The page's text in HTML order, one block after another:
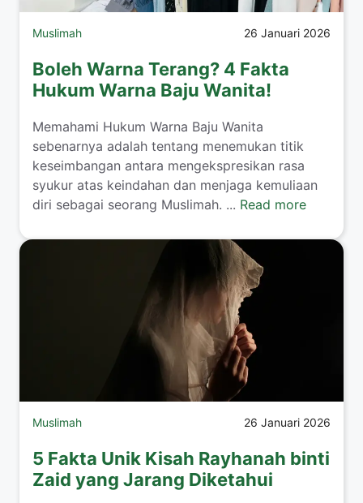
Muslimah 26 Januari 2026
Boleh Warna Terang? 4 Fakta
Hukum Warna Baju Wanita!
​Memahami Hukum Warna Baju Wanita
sebenarnya adalah tentang menemukan titik
keseimbangan antara mengekspresikan rasa
syukur atas keindahan dan menjaga kemuliaan
diri sebagai seorang Muslimah. ... Read more
Muslimah 26 Januari 2026
5 Fakta Unik Kisah Rayhanah binti
Zaid yang Jarang Diketahui